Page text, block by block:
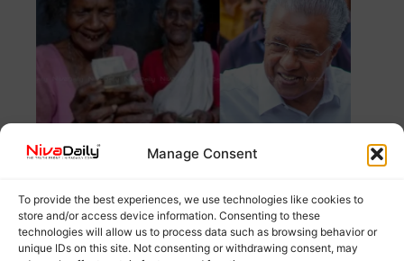
Manage Consent
To provide the best experiences, we use technologies like cookies to
store and/or access device information. Consenting to these
technologies will allow us to process data such as browsing behavior or
unique IDs on this site. Not consenting or withdrawing consent, may
പെൻഷൻ നേരത്തെ വിതരണം ചെയ്യാൻ സർക്കാർ
തീരുമാനിച്ചു.Read more